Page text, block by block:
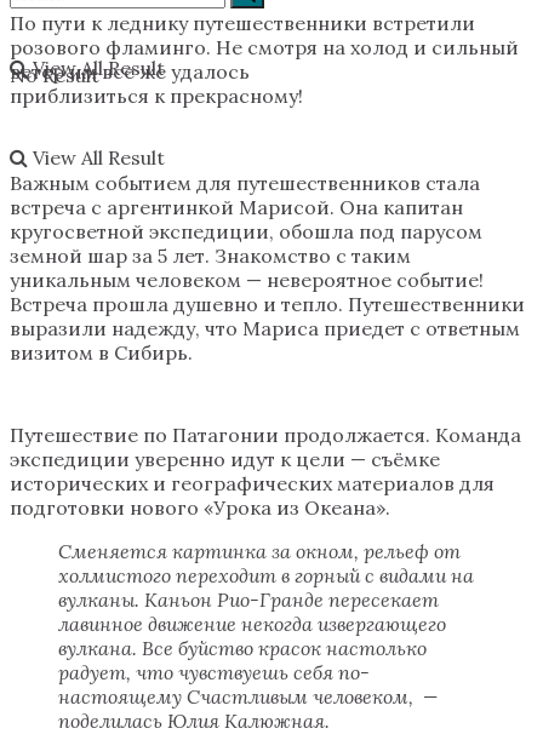
View All Result
No Result
View All Result
По пути к леднику путешественники встретили
розового фламинго. Не смотря на холод и сильный
ветер им все же удалось
приблизиться к прекрасному!
Важным событием для путешественников стала
встреча с аргентинкой Марисой. Она капитан
кругосветной экспедиции, обошла под парусом
земной шар за 5 лет. Знакомство с таким
уникальным человеком — невероятное событие!
Встреча прошла душевно и тепло. Путешественники
выразили надежду, что Мариса приедет с ответным
визитом в Сибирь.
Путешествие по Патагонии продолжается. Команда
экспедиции уверенно идут к цели — съёмке
исторических и географических материалов для
подготовки нового «Урока из Океана».
Сменяется картинка за окном, рельеф от
холмистого переходит в горный с видами на
вулканы. Каньон Рио-Гранде пересекает
лавинное движение некогда извергающего
вулкана. Все буйство красок настолько
радует, что чувствуешь себя по-
настоящему Счастливым человеком, —
поделилась Юлия Калюжная.